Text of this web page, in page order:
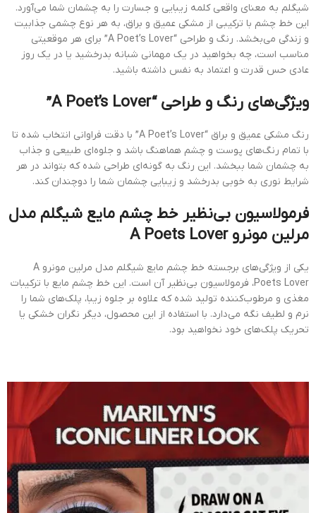
شیگلم به معنای واقعی کلمه زیبایی و جسارت را به چشمان شما می‌آورد.
این خط چشم با ترکیبی از مشکی عمیق و براق، به هر نوع چشمی جذابیت
و زندگی می‌بخشد. رنگ و طراحی “A Poet’s Lover” برای هر موقعیتی
مناسب است، چه بخواهید در یک مهمانی شبانه بدرخشید یا در یک روز
عادی حس قدرت و اعتماد به نفس داشته باشید.
ویژگی‌های رنگ و طراحی “A Poet’s Lover”
رنگ مشکی عمیق و براق “A Poet’s Lover” با دقت فراوانی انتخاب شده تا
با تمام رنگ‌های پوست و چشم هماهنگ باشد و جلوه‌ای طبیعی و جذاب
به چشمان شما ببخشد. این رنگ به گونه‌ای طراحی شده که بتواند در هر
شرایط نوری به خوبی بدرخشد و زیبایی چشمان شما را دوچندان کند.
فرمولاسیون بی‌نظیر خط چشم مایع شیگلم مدل
مرلین مونرو A Poets Lover
یکی از ویژگی‌های برجسته خط چشم مایع شیگلم مدل مرلین مونرو A
Poets Lover، فرمولاسیون بی‌نظیر آن است. این خط چشم مایع با ترکیبات
مغذی و مرطوب‌کننده تولید شده که علاوه بر جلوه زیبا، پلک‌های شما را
نرم و لطیف نگه می‌دارد. با استفاده از این محصول، دیگر نگران خشکی یا
تحریک پلک‌های خود نخواهید بود.